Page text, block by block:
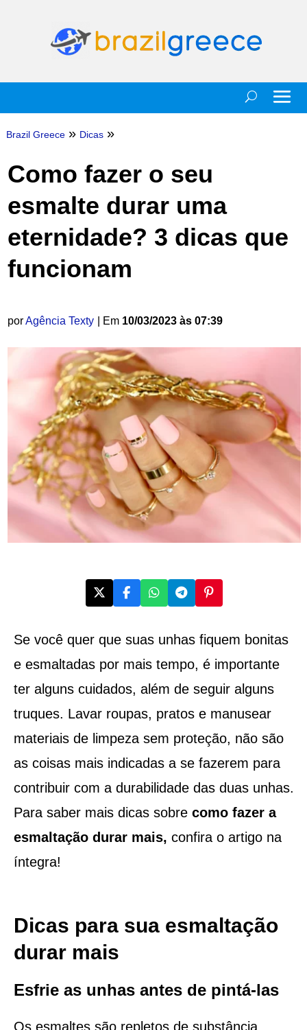
Brazil Greece » Dicas »
Como fazer o seu
esmalte durar uma
eternidade? 3 dicas que
funcionam
porAgência Texty | Em 10/03/2023 às 07:39
Se você quer que suas unhas fiquem bonitas
e esmaltadas por mais tempo, é importante
ter alguns cuidados, além de seguir alguns
truques. Lavar roupas, pratos e manusear
materiais de limpeza sem proteção, não são
as coisas mais indicadas a se fazerem para
contribuir com a durabilidade das duas unhas.
Para saber mais dicas sobre como fazer a
esmaltação durar mais, confira o artigo na
íntegra!
Dicas para sua esmaltação
durar mais
Esfrie as unhas antes de pintá-las
Os esmaltes são repletos de substância